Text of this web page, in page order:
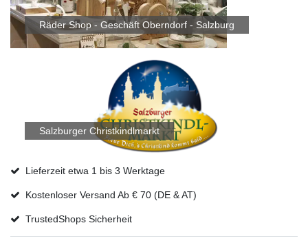
Räder Shop - Geschäft Oberndorf - Salzburg
Salzburger Christkindlmarkt
Lieferzeit etwa 1 bis 3 Werktage
Kostenloser Versand Ab € 70 (DE & AT)
TrustedShops Sicherheit